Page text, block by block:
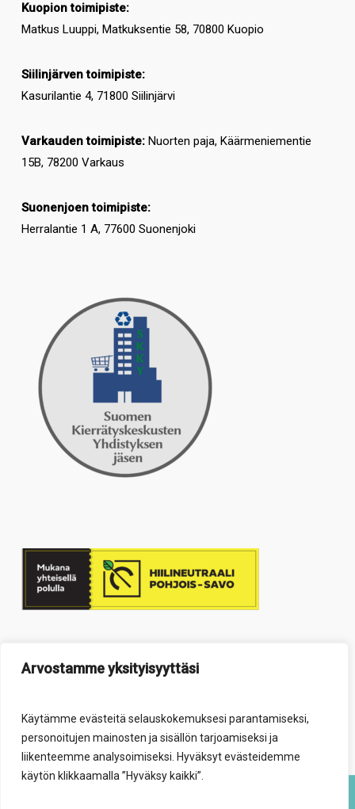
Arvostamme yksityisyyttäsi
Käytämme evästeitä selauskokemuksesi parantamiseksi,
personoitujen mainosten ja sisällön tarjoamiseksi ja
liikenteemme analysoimiseksi. Hyväksyt evästeidemme
käytön klikkaamalla ”Hyväksy kaikki”.
Kuopion toimipiste:
Matkus Luuppi, Matkuksentie 58, 70800 Kuopio
Siilinjärven toimipiste:
Kasurilantie 4, 71800 Siilinjärvi
Varkauden toimipiste:Nuorten paja, Käärmeniementie
15B, 78200 Varkaus
Suonenjoen toimipiste:
Herralantie 1 A, 77600 Suonenjoki